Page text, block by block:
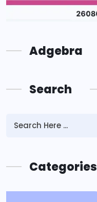
Adgebra
Search
Categories